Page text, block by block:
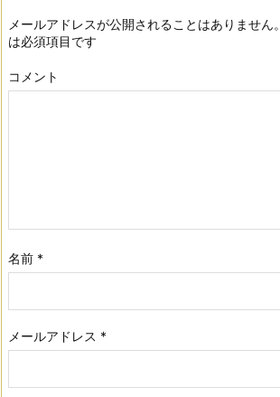
メールアドレスが公開されることはありません。
は必須項目です
コメント
名前 *
メールアドレス *